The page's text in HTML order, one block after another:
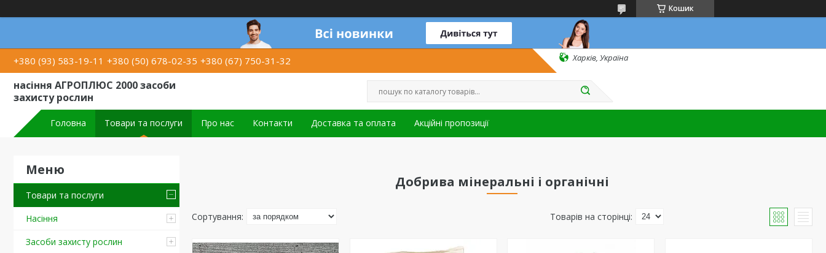
Кошик
+380 (93) 583-19-11 +380 (50) 678-02-35 +380 (67) 750-31-32 Харків, Україна
насіння АГРОПЛЮС 2000 засоби
захисту рослин
Головна Товари та послуги Про нас Контакти Доставка та оплата Акційні пропозиції
Товари та послуги
Насіння
Засоби захисту рослин
Добрива мінеральні і органічні